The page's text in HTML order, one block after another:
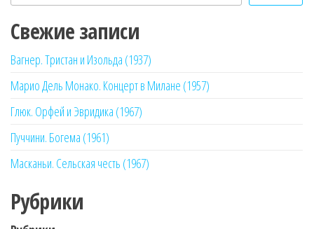
Свежие записи
Вагнер. Тристан и Изольда (1937)
Марио Дель Монако. Концерт в Милане (1957)
Глюк. Орфей и Эвридика (1967)
Пуччини. Богема (1961)
Масканьи. Сельская честь (1967)
Рубрики